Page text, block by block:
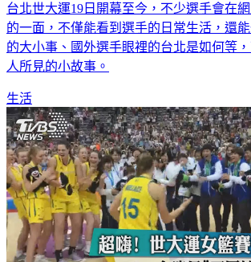
台北世大運19日開幕至今，不少選手會在
的一面，不僅能看到選手的日常生活，還
的大小事、國外選手眼裡的台北是如何等
人所見的小故事。
生活